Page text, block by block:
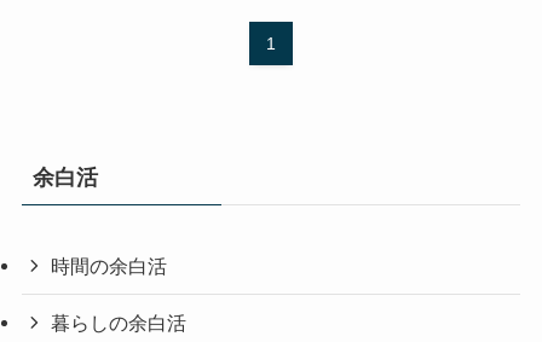
1
余白活
時間の余白活
暮らしの余白活